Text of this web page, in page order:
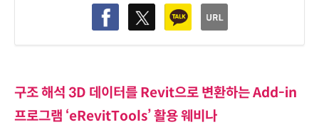
구조 해석 3D 데이터를 Revit으로 변환하는 Add-in
프로그램 ‘eRevitTools’ 활용 웨비나